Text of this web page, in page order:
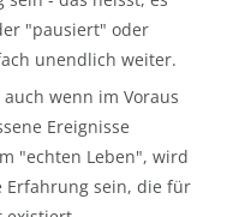
"pausiert" oder
unendlich weiter.
wenn im Voraus
Ereignisse
"echten Leben", wird
Erfahrung sein, die für